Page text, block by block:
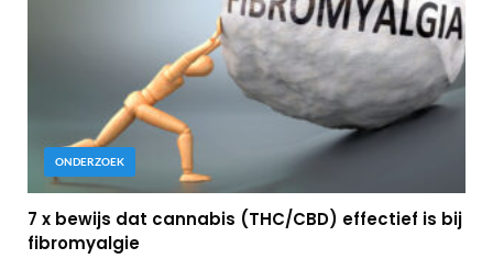
ONDERZOEK
7 x bewijs dat cannabis (THC/CBD) effectief is bij
fibromyalgie